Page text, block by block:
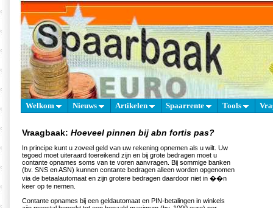
Welkom Nieuws Artikelen Spaarrente Tools
Vraagbaak: Hoeveel pinnen bij abn fortis pas?
In principe kunt u zoveel geld van uw rekening opnemen als u wilt. Uw
tegoed moet uiteraard toereikend zijn en bij grote bedragen moet u
contante opnames soms van te voren aanvragen. Bij sommige banken
(bv. SNS en ASN) kunnen contante bedragen alleen worden opgenomen
via de betaalautomaat en zijn grotere bedragen daardoor niet in ��n
keer op te nemen.
Contante opnames bij een geldautomaat en PIN-betalingen in winkels